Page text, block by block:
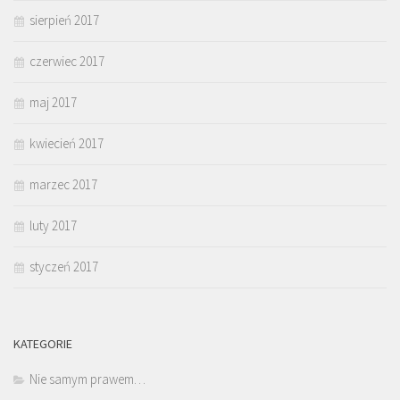
sierpień 2017
czerwiec 2017
maj 2017
kwiecień 2017
marzec 2017
luty 2017
styczeń 2017
KATEGORIE
Nie samym prawem…